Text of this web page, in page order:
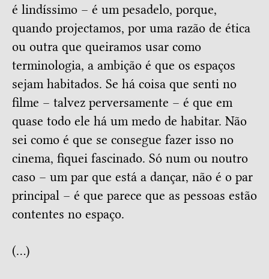
é lindíssimo – é um pesadelo, porque,
quando projectamos, por uma razão de ética
ou outra que queiramos usar como
terminologia, a ambição é que os espaços
sejam habitados. Se há coisa que senti no
filme – talvez perversamente – é que em
quase todo ele há um medo de habitar. Não
sei como é que se consegue fazer isso no
cinema, fiquei fascinado. Só num ou noutro
caso – um par que está a dançar, não é o par
principal – é que parece que as pessoas estão
contentes no espaço.
(…)